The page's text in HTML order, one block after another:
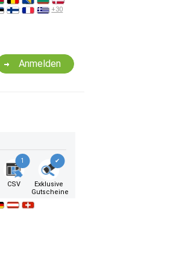
+30
Anmelden
1
CSV
✔
Exklusive
Gutscheine